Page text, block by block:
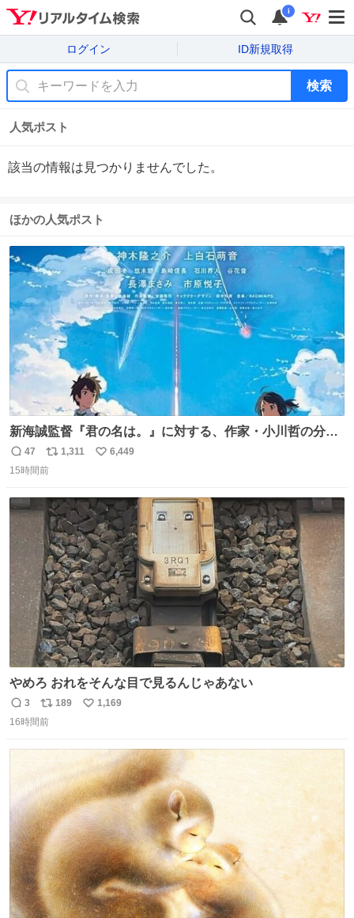
i
ログイン ID新規取得
検索
人気ポスト
該当の情報は見つかりませんでした。
ほかの人気ポスト
新海誠監督『君の名は。』に対する、作家・小川哲の分析
が面白い。
返
信
47
リ
ポ
ト
数
1,311
い
数
6,449
15時間前
やめろ おれをそんな目で見るんじゃあない
返
信
3
リ
ポ
189
い
数
1,169
16時間前